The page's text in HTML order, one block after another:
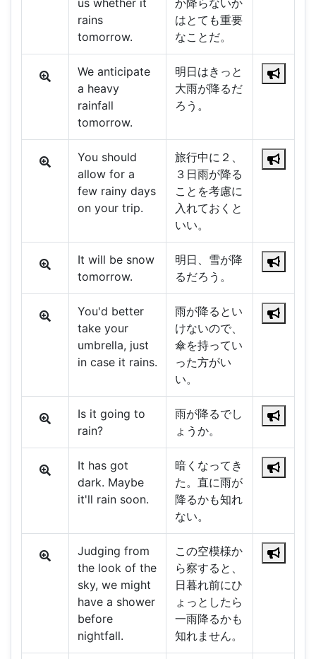
us whether it
rains
tomorrow.
か降らないか
はとても重要
なことだ。
We anticipate
a heavy
rainfall
tomorrow.
明日はきっと
大雨が降るだ
ろう。
You should
allow for a
few rainy days
on your trip.
旅行中に２、
３日雨が降る
ことを考慮に
入れておくと
いい。
It will be snow
tomorrow.
明日、雪が降
るだろう。
You'd better
take your
umbrella, just
in case it rains.
雨が降るとい
けないので、
傘を持ってい
った方がい
い。
Is it going to
rain?
雨が降るでし
ょうか。
It has got
dark. Maybe
it'll rain soon.
暗くなってき
た。直に雨が
降るかも知れ
ない。
Judging from
the look of the
sky, we might
have a shower
before
nightfall.
この空模様か
ら察すると、
日暮れ前にひ
ょっとしたら
一雨降るかも
知れません。